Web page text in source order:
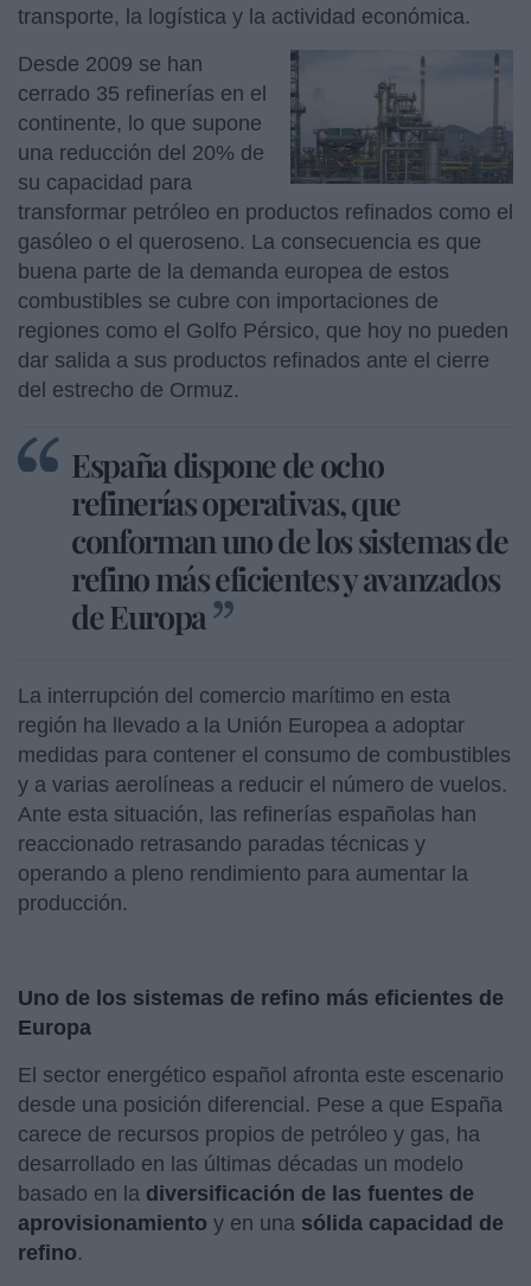
transporte, la logística y la actividad económica.
Desde 2009 se han
cerrado 35 refinerías en el
continente, lo que supone
una reducción del 20% de
su capacidad para
transformar petróleo en productos refinados como el
gasóleo o el queroseno. La consecuencia es que
buena parte de la demanda europea de estos
combustibles se cubre con importaciones de
regiones como el Golfo Pérsico, que hoy no pueden
dar salida a sus productos refinados ante el cierre
del estrecho de Ormuz.
España dispone de ocho
refinerías operativas, que
conforman uno de los sistemas de
refino más eficientes y avanzados
de Europa
La interrupción del comercio marítimo en esta
región ha llevado a la Unión Europea a adoptar
medidas para contener el consumo de combustibles
y a varias aerolíneas a reducir el número de vuelos.
Ante esta situación, las refinerías españolas han
reaccionado retrasando paradas técnicas y
operando a pleno rendimiento para aumentar la
producción.
Uno de los sistemas de refino más eficientes de
Europa
El sector energético español afronta este escenario
desde una posición diferencial. Pese a que España
carece de recursos propios de petróleo y gas, ha
desarrollado en las últimas décadas un modelo
basado en la diversificación de las fuentes de
aprovisionamiento y en una sólida capacidad de
refino.